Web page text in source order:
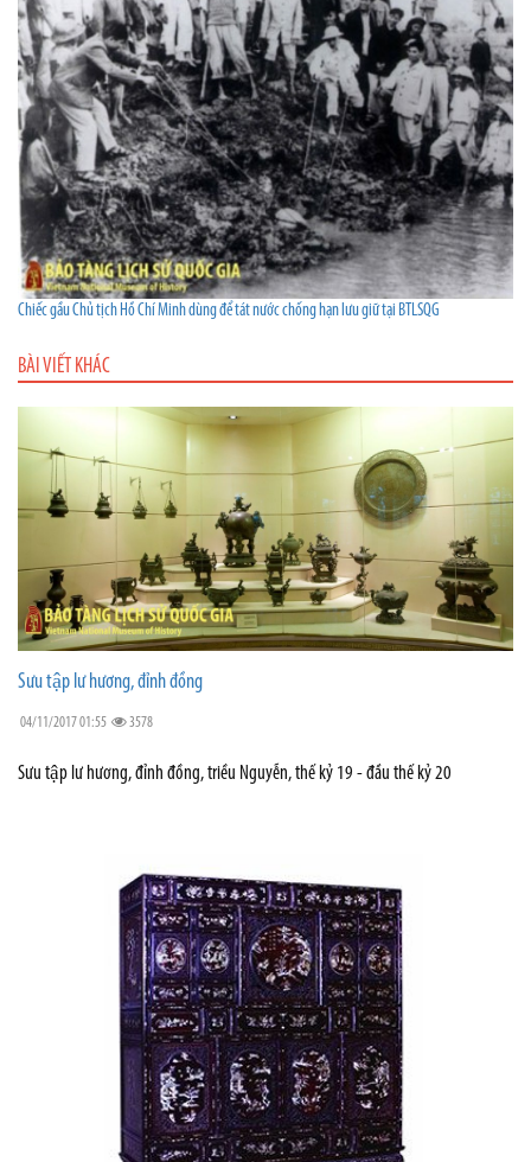
Chiếc gầu Chủ tịch Hồ Chí Minh dùng để tát nước chống hạn lưu giữ tại BTLSQG
BÀI VIẾT KHÁC
Sưu tập lư hương, đỉnh đồng
04/11/2017 01:55 3578
Sưu tập lư hương, đỉnh đồng, triều Nguyễn, thế kỷ 19 - đầu thế kỷ 20